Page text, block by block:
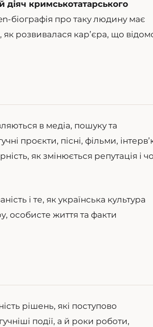
діяч кримськотатарського
біографія про таку людину має
як розвивалася кар’єра, що
в медіа, пошуку та
проєкти, пісні, фільми,
як змінюється репутація і
і те, як українська культура
особисте життя та факти
рішень, які поступово
події, а й роки роботи,